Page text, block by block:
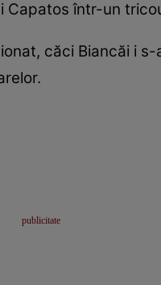
Capatos într-un
căci Biancăi i